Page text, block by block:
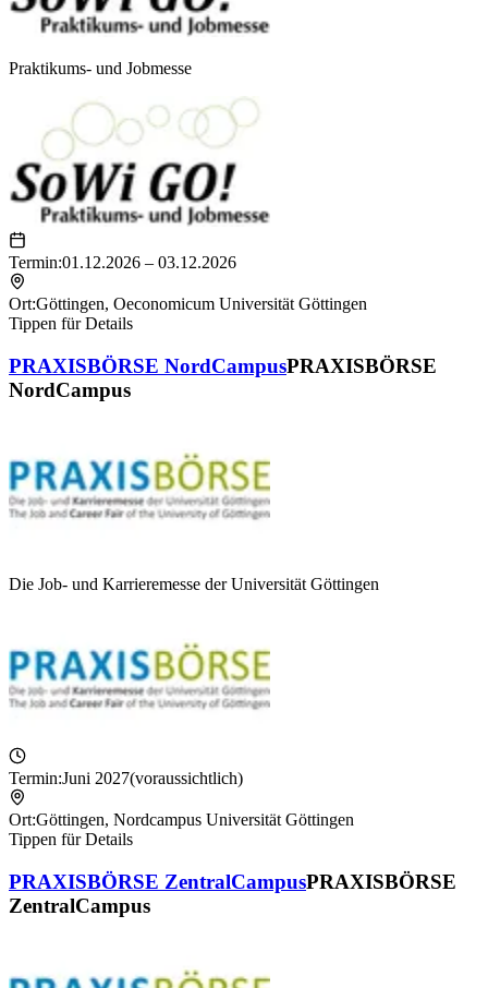
Praktikums- und Jobmesse
Termin:01.12.2026 – 03.12.2026
Ort:Göttingen, Oeconomicum Universität Göttingen
Tippen für Details
PRAXISBÖRSE NordCampusPRAXISBÖRSE
NordCampus
Die Job- und Karrieremesse der Universität Göttingen
Termin:Juni 2027(voraussichtlich)
Ort:Göttingen, Nordcampus Universität Göttingen
Tippen für Details
PRAXISBÖRSE ZentralCampusPRAXISBÖRSE
ZentralCampus